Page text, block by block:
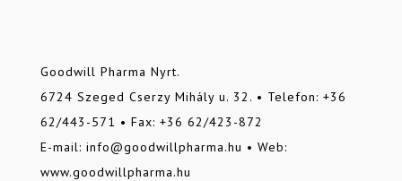
Goodwill Pharma Nyrt.
6724 Szeged Cserzy Mihály u. 32. • Telefon: +36
62/443-571 • Fax: +36 62/423-872
E-mail: info@goodwillpharma.hu • Web:
www.goodwillpharma.hu